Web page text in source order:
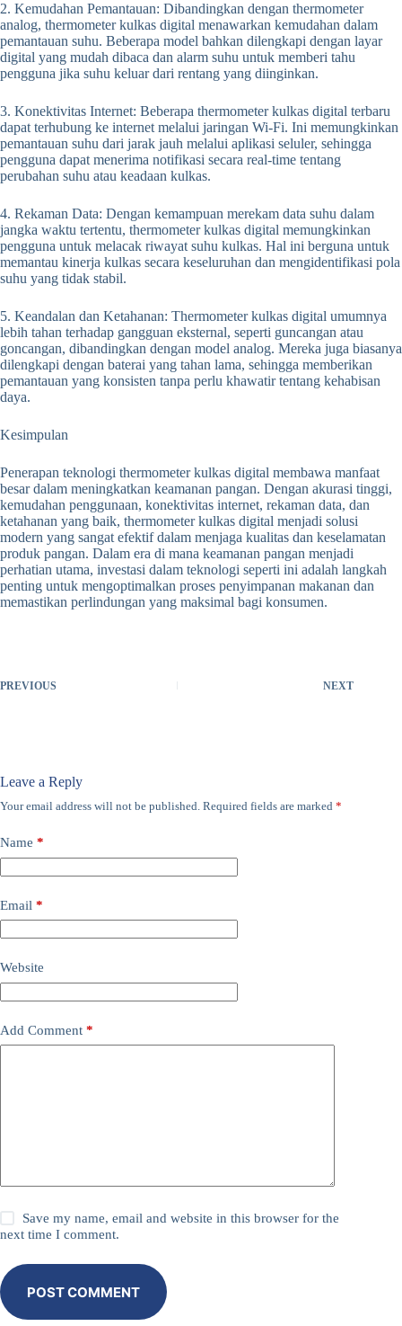
2. Kemudahan Pemantauan: Dibandingkan dengan thermometer
analog, thermometer kulkas digital menawarkan kemudahan dalam
pemantauan suhu. Beberapa model bahkan dilengkapi dengan layar
digital yang mudah dibaca dan alarm suhu untuk memberi tahu
pengguna jika suhu keluar dari rentang yang diinginkan.
3. Konektivitas Internet: Beberapa thermometer kulkas digital terbaru
dapat terhubung ke internet melalui jaringan Wi-Fi. Ini memungkinkan
pemantauan suhu dari jarak jauh melalui aplikasi seluler, sehingga
pengguna dapat menerima notifikasi secara real-time tentang
perubahan suhu atau keadaan kulkas.
4. Rekaman Data: Dengan kemampuan merekam data suhu dalam
jangka waktu tertentu, thermometer kulkas digital memungkinkan
pengguna untuk melacak riwayat suhu kulkas. Hal ini berguna untuk
memantau kinerja kulkas secara keseluruhan dan mengidentifikasi pola
suhu yang tidak stabil.
5. Keandalan dan Ketahanan: Thermometer kulkas digital umumnya
lebih tahan terhadap gangguan eksternal, seperti guncangan atau
goncangan, dibandingkan dengan model analog. Mereka juga biasanya
dilengkapi dengan baterai yang tahan lama, sehingga memberikan
pemantauan yang konsisten tanpa perlu khawatir tentang kehabisan
daya.
Kesimpulan
Penerapan teknologi thermometer kulkas digital membawa manfaat
besar dalam meningkatkan keamanan pangan. Dengan akurasi tinggi,
kemudahan penggunaan, konektivitas internet, rekaman data, dan
ketahanan yang baik, thermometer kulkas digital menjadi solusi
modern yang sangat efektif dalam menjaga kualitas dan keselamatan
produk pangan. Dalam era di mana keamanan pangan menjadi
perhatian utama, investasi dalam teknologi seperti ini adalah langkah
penting untuk mengoptimalkan proses penyimpanan makanan dan
memastikan perlindungan yang maksimal bagi konsumen.
PREVIOUS NEXT
Leave a Reply
Your email address will not be published. Required fields are marked *
Name *
Email *
Website
Add Comment *
Save my name, email and website in this browser for the
next time I comment.
POST COMMENT